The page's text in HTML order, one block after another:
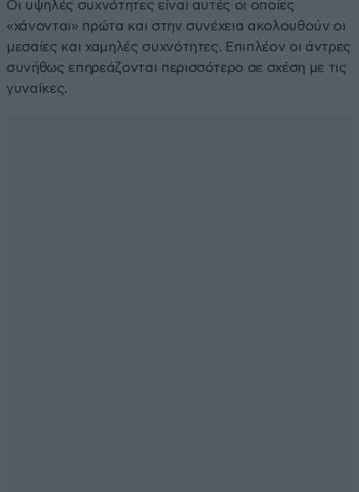
Οι υψηλές συχνότητες είναι αυτές οι οποίες
«χάνονται» πρώτα και στην συνέχεια ακολουθούν οι
μεσαίες και χαμηλές συχνότητες. Επιπλέον οι άντρες
συνήθως επηρεάζονται περισσότερο σε σχέση με τις
γυναίκες.